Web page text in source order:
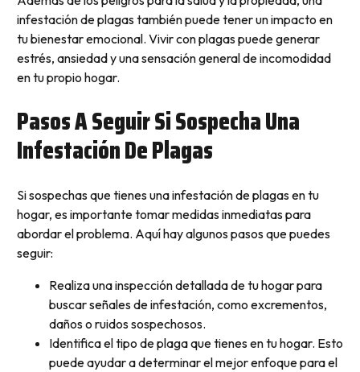
infestación de plagas también puede tener un impacto en
tu bienestar emocional. Vivir con plagas puede generar
estrés, ansiedad y una sensación general de incomodidad
en tu propio hogar.
Pasos A Seguir Si Sospecha Una
Infestación De Plagas
Si sospechas que tienes una infestación de plagas en tu
hogar, es importante tomar medidas inmediatas para
abordar el problema. Aquí hay algunos pasos que puedes
seguir:
Realiza una inspección detallada de tu hogar para
buscar señales de infestación, como excrementos,
daños o ruidos sospechosos.
Identifica el tipo de plaga que tienes en tu hogar. Esto
puede ayudar a determinar el mejor enfoque para el